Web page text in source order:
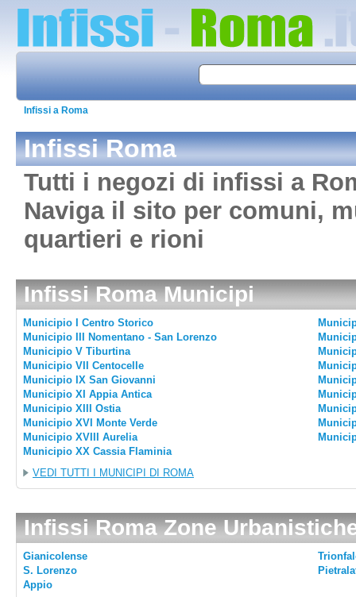
Infissi a Roma
Infissi Roma
Tutti i negozi di infissi a
Naviga il sito per comuni,
quartieri e rioni
Infissi Roma Municipi
Municipio I Centro Storico
Municipio III Nomentano - San Lorenzo
Municipio V Tiburtina
Municipio VII Centocelle
Municipio IX San Giovanni
Municipio XI Appia Antica
Municipio XIII Ostia
Municipio XVI Monte Verde
Municipio XVIII Aurelia
Municipio XX Cassia Flaminia
VEDI TUTTI I MUNICIPI DI ROMA
Infissi Roma Zone
Gianicolense
S. Lorenzo
Appio